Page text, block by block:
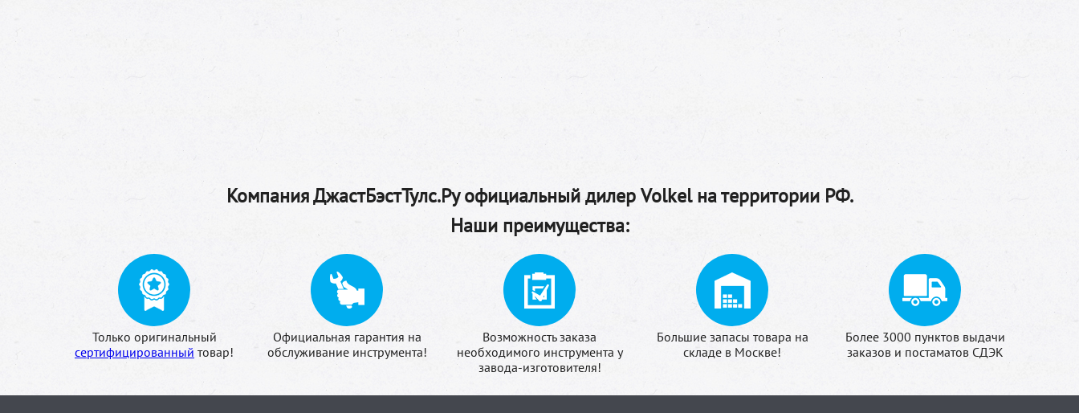
Компания ДжастБэстТулс.Ру официальный дилер Volkel на территории РФ.
Наши преимущества:
Только оригинальный
сертифицированный товар!
Официальная гарантия на
обслуживание инструмента!
Возможность заказа
необходимого инструмента у
завода-изготовителя!
Большие запасы товара на
складе в Москве!
Более 3000 пунктов выдачи
заказов и постаматов СДЭК